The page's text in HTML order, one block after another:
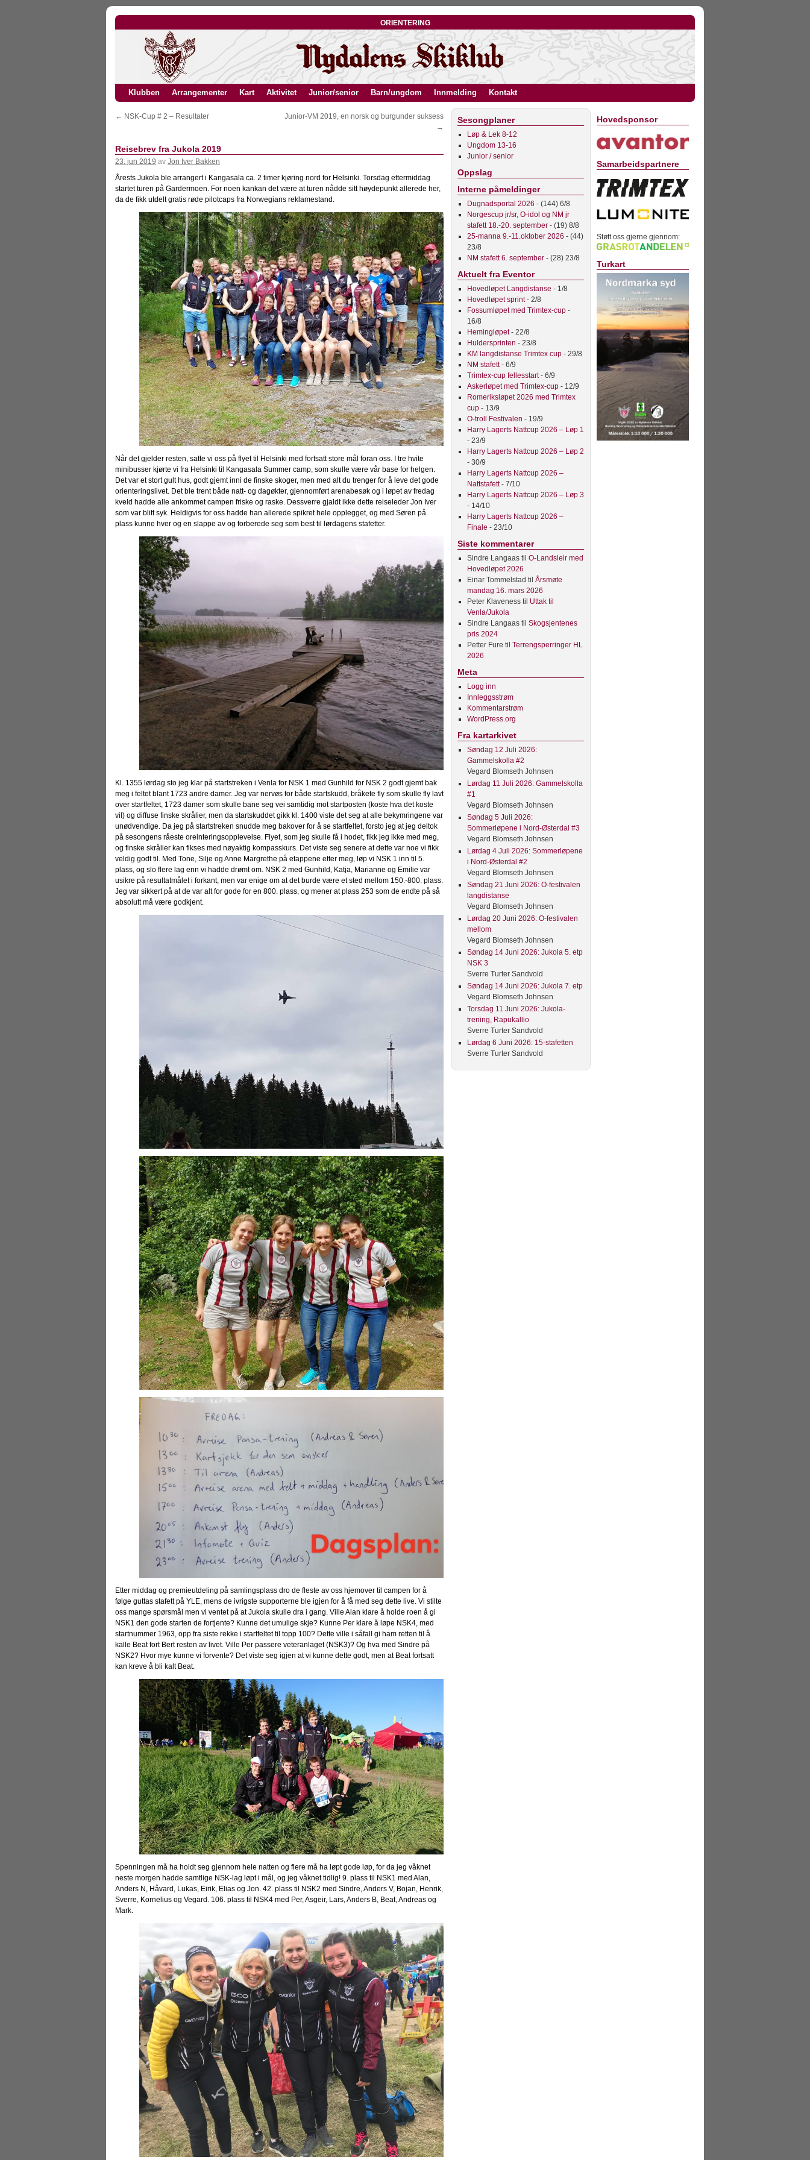
orientering
Klubben Arrangementer Kart Aktivitet Junior/senior Barn/ungdom Innmelding Kontakt
← NSK-Cup # 2 – Resultater
Junior-VM 2019, en norsk og burgunder suksess
→
Reisebrev fra Jukola 2019
23. jun 2019 av Jon Iver Bakken
Årests Jukola ble arrangert i Kangasala ca. 2 timer kjøring nord for Helsinki. Torsdag ettermiddag
startet turen på Gardermoen. For noen kankan det være at turen nådde sitt høydepunkt allerede her,
da de fikk utdelt gratis røde pilotcaps fra Norwegians reklamestand.
Når det gjelder resten, satte vi oss på flyet til Helsinki med fortsatt store mål foran oss. I tre hvite
minibusser kjørte vi fra Helsinki til Kangasala Summer camp, som skulle være vår base for helgen.
Det var et stort gult hus, godt gjemt inni de finske skoger, men med alt du trenger for å leve det gode
orienteringslivet. Det ble trent både natt- og dagøkter, gjennomført arenabesøk og i løpet av fredag
kveld hadde alle ankommet campen friske og raske. Dessverre gjaldt ikke dette reiseleder Jon Iver
som var blitt syk. Heldigvis for oss hadde han allerede spikret hele opplegget, og med Søren på
plass kunne hver og en slappe av og forberede seg som best til lørdagens stafetter.
Kl. 1355 lørdag sto jeg klar på startstreken i Venla for NSK 1 med Gunhild for NSK 2 godt gjemt bak
meg i feltet blant 1723 andre damer. Jeg var nervøs for både startskudd, bråkete fly som skulle fly lavt
over startfeltet, 1723 damer som skulle bane seg vei samtidig mot startposten (koste hva det koste
vil) og diffuse finske skrålier, men da startskuddet gikk kl. 1400 viste det seg at alle bekymringene var
unødvendige. Da jeg på startstreken snudde meg bakover for å se startfeltet, forsto jeg at jeg deltok
på sesongens råeste oreinteringsopplevelse. Flyet, som jeg skulle få i hodet, fikk jeg ikke med meg,
og finske skrålier kan fikses med nøyaktig kompasskurs. Det viste seg senere at dette var noe vi fikk
veldig godt til. Med Tone, Silje og Anne Margrethe på etappene etter meg, løp vi NSK 1 inn til 5.
plass, og slo flere lag enn vi hadde drømt om. NSK 2 med Gunhild, Katja, Marianne og Emilie var
usikre på resultatmålet i forkant, men var enige om at det burde være et sted mellom 150.-800. plass.
Jeg var sikkert på at de var alt for gode for en 800. plass, og mener at plass 253 som de endte på så
absolutt må være godkjent.
Etter middag og premieutdeling på samlingsplass dro de fleste av oss hjemover til campen for å
følge guttas stafett på YLE, mens de ivrigste supporterne ble igjen for å få med seg dette live. Vi stilte
oss mange spørsmål men vi ventet på at Jukola skulle dra i gang. Ville Alan klare å holde roen å gi
NSK1 den gode starten de fortjente? Kunne det umulige skje? Kunne Per klare å løpe NSK4, med
startnummer 1963, opp fra siste rekke i startfeltet til topp 100? Dette ville i såfall gi ham retten til å
kalle Beat fort Bert resten av livet. Ville Per passere veteranlaget (NSK3)? Og hva med Sindre på
NSK2? Hvor mye kunne vi forvente? Det viste seg igjen at vi kunne dette godt, men at Beat fortsatt
kan kreve å bli kalt Beat.
Spenningen må ha holdt seg gjennom hele natten og flere må ha løpt gode løp, for da jeg våknet
neste morgen hadde samtlige NSK-lag løpt i mål, og jeg våknet tidlig! 9. plass til NSK1 med Alan,
Anders N, Håvard, Lukas, Eirik, Elias og Jon. 42. plass til NSK2 med Sindre, Anders V, Bojan, Henrik,
Sverre, Kornelius og Vegard. 106. plass til NSK4 med Per, Asgeir, Lars, Anders B, Beat, Andreas og
Mark.
Sesongplaner
Løp & Lek 8-12
Ungdom 13-16
Junior / senior
Oppslag
Interne påmeldinger
Dugnadsportal 2026 - (144) 6/8
Norgescup jr/sr, O-idol og NM jr
stafett 18.-20. september- (19) 8/8
25-manna 9.-11.oktober 2026 - (44)
23/8
NM stafett 6. september- (28) 23/8
Aktuelt fra Eventor
Hovedløpet Langdistanse - 1/8
Hovedløpet sprint- 2/8
Fossumløpet med Trimtex-cup-
16/8
Hemingløpet- 22/8
Huldersprinten - 23/8
KM langdistanse Trimtex cup- 29/8
NM stafett- 6/9
Trimtex-cup fellesstart- 6/9
Askerløpet med Trimtex-cup- 12/9
Romeriksløpet 2026 med Trimtex
cup- 13/9
O-troll Festivalen - 19/9
Harry Lagerts Nattcup 2026 – Løp 1
- 23/9
Harry Lagerts Nattcup 2026 – Løp 2
- 30/9
Harry Lagerts Nattcup 2026 –
Nattstafett- 7/10
Harry Lagerts Nattcup 2026 – Løp 3
- 14/10
Harry Lagerts Nattcup 2026 –
Finale - 23/10
Siste kommentarer
Sindre Langaastil O-Landsleir med
Hovedløpet 2026
Einar Tommelstad til Årsmøte
mandag 16. mars 2026
Peter Klavenesstil Uttak til
Venla/Jukola
Sindre Langaastil Skogsjentenes
pris 2024
Petter Fure til Terrengsperringer HL
2026
Meta
Logg inn
Innleggsstrøm
Kommentarstrøm
WordPress.org
Fra kartarkivet
Søndag 12 Juli 2026:
Gammelskolla #2
Vegard Blomseth Johnsen
Lørdag 11 Juli 2026: Gammelskolla
#1
Vegard Blomseth Johnsen
Søndag 5 Juli 2026:
Sommerløpene i Nord-Østerdal #3
Vegard Blomseth Johnsen
Lørdag 4 Juli 2026: Sommerløpene
i Nord-Østerdal #2
Vegard Blomseth Johnsen
Søndag 21 Juni 2026: O-festivalen
langdistanse
Vegard Blomseth Johnsen
Lørdag 20 Juni 2026: O-festivalen
mellom
Vegard Blomseth Johnsen
Søndag 14 Juni 2026: Jukola 5. etp
NSK 3
Sverre Turter Sandvold
Søndag 14 Juni 2026: Jukola 7. etp
Vegard Blomseth Johnsen
Torsdag 11 Juni 2026: Jukola-
trening, Rapukallio
Sverre Turter Sandvold
Lørdag 6 Juni 2026: 15-stafetten
Sverre Turter Sandvold
Hovedsponsor
Samarbeidspartnere
Støtt oss gjerne gjennom:
Turkart